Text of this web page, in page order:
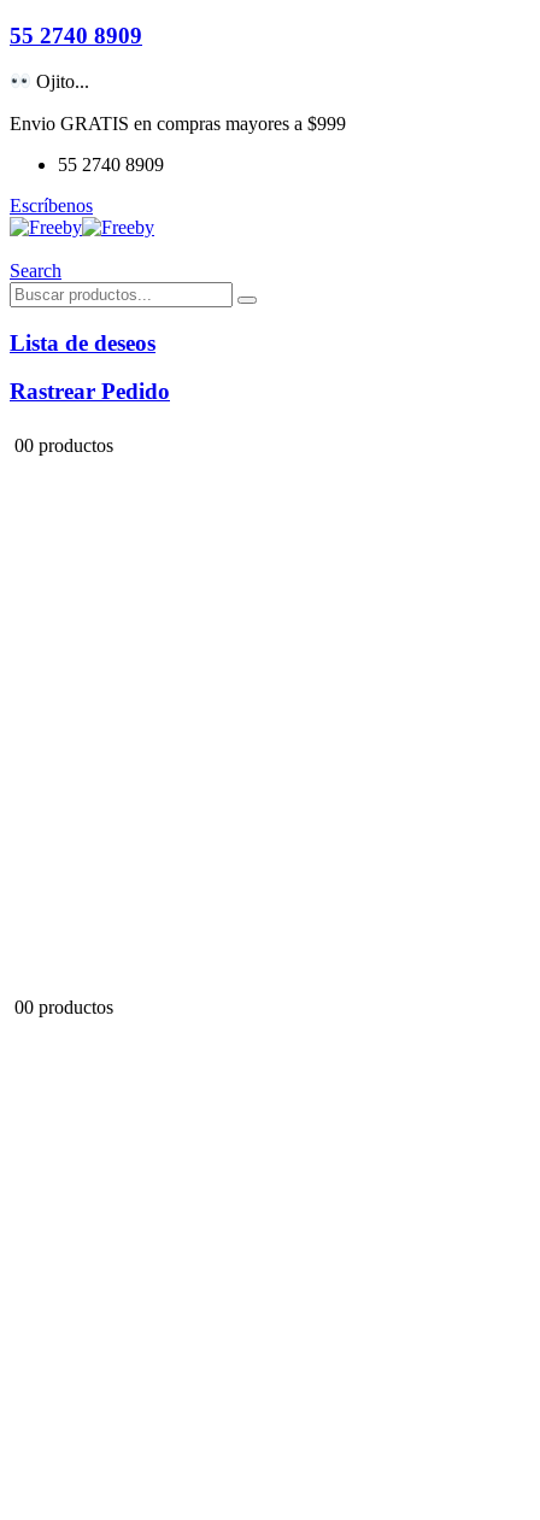
55 2740 8909
Ojito...
Envio GRATIS en compras mayores a $999
55 2740 8909
Escríbenos
Search
Lista de deseos
Rastrear Pedido
00 productos
00 productos